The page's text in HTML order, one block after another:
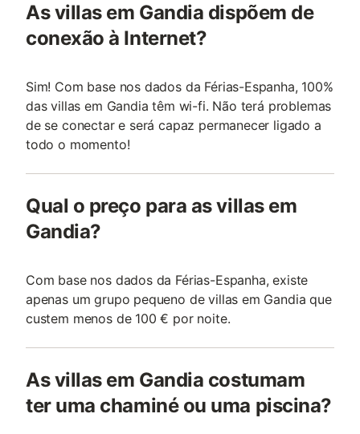
As villas em Gandia dispõem de
conexão à Internet?
Sim! Com base nos dados da Férias-Espanha, 100%
das villas em Gandia têm wi-fi. Não terá problemas
de se conectar e será capaz permanecer ligado a
todo o momento!
Qual o preço para as villas em
Gandia?
Com base nos dados da Férias-Espanha, existe
apenas um grupo pequeno de villas em Gandia que
custem menos de 100 € por noite.
As villas em Gandia costumam
ter uma chaminé ou uma piscina?